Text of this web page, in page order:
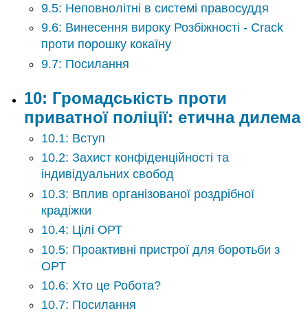
9.5: Неповнолітні в системі правосуддя
9.6: Винесення вироку Розбіжності - Crack
проти порошку кокаїну
9.7: Посилання
10: Громадськість проти
приватної поліції: етична дилема
10.1: Вступ
10.2: Захист конфіденційності та
індивідуальних свобод
10.3: Вплив організованої роздрібної
крадіжки
10.4: Цілі ОРТ
10.5: Проактивні пристрої для боротьби з
ОРТ
10.6: Хто це Робота?
10.7: Посилання